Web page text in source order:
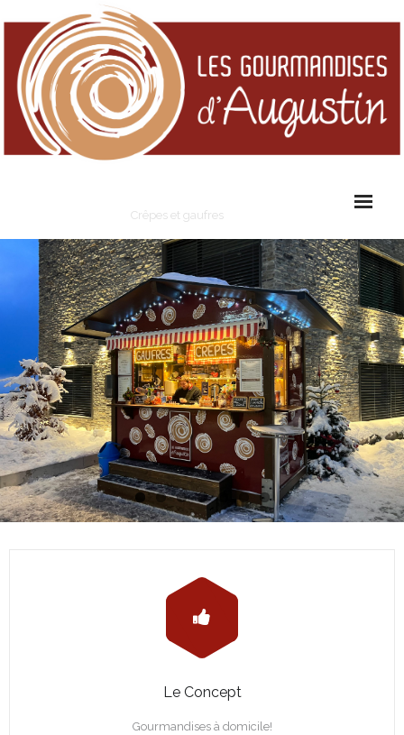
Crêpes et gaufres
Cart (0Items)
Le Concept
Gourmandises à domicile!